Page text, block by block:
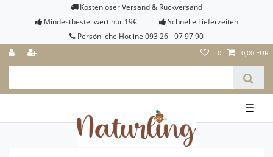
Kostenloser Versand & Rückversand
Mindestbestellwert nur 19€
Schnelle Lieferzeiten
Persönliche Hotline 093 26 - 97 97 90
0 0,00 EUR
☰